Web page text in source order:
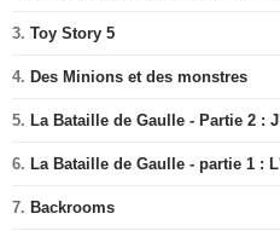
3. Toy Story 5
4. Des Minions et des monstres
5. La Bataille de Gaulle - Partie 2 :
6. La Bataille de Gaulle - partie 1 :
7. Backrooms